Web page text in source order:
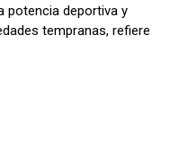
potencia deportiva y
tempranas, refiere